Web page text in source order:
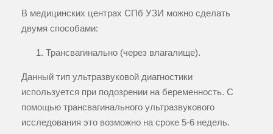
В медицинских центрах СПб УЗИ можно сделать
двумя способами:
Трансвагинально (через влагалище).
Данный тип ультразвуковой диагностики
используется при подозрении на беременность. С
помощью трансвагинального ультразвукового
исследования это возможно на сроке 5-6 недель.